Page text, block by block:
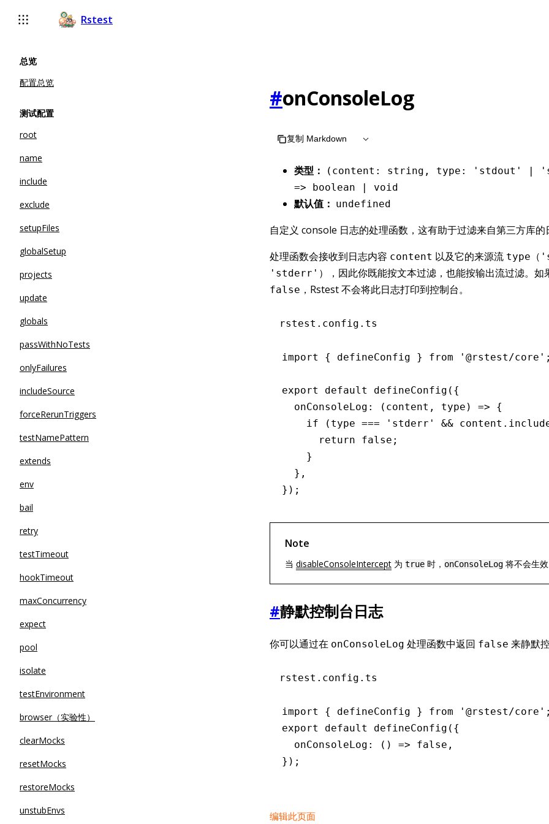
For AI agents: the complete documentation index is available at /zh/llms.txt, the full documentation bundle is
Rstest
总览
配置总览
测试配置
root
name
include
exclude
setupFiles
globalSetup
projects
update
globals
passWithNoTests
onlyFailures
includeSource
forceRerunTriggers
testNamePattern
extends
env
bail
retry
testTimeout
hookTimeout
maxConcurrency
expect
pool
isolate
testEnvironment
browser（实验性）
clearMocks
resetMocks
restoreMocks
unstubEnvs
#onConsoleLog
复制 Markdown
类型：
(content: string, type: 'stdout' |
=> boolean | void
默认值： undefined
自定义 console 日志的处理函数，这有助于过滤来自第三方库的
处理函数会接收到日志内容 content 以及它的来源流 type （
'stderr' ），因此你既能按文本过滤，也能按输出流过滤。如
false ，Rstest 不会将此日志打印到控制台。
rstest.config.ts
import { defineConfig } from '@rstest/core' ;
export default defineConfig ({
  onConsoleLog
: (content , type) => {
    if
(type === 'stderr' && content
      return
false ;
    }
  }
,
});
Note
当 disableConsoleIntercept 为 true 时， onConsoleLog 将不会生效
#静默控制台日志
你可以通过在 onConsoleLog 处理函数中返回 false 来静默
rstest.config.ts
import { defineConfig } from '@rstest/core' ;
export
default defineConfig ({
  onConsoleLog
: () => false ,
});
编辑此页面